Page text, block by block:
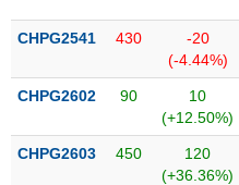
thị
Niêm
Niêm
CHPG2541 430
-20
(-4.44%)
CHPG2602 90
10
(+12.50%)
CHPG2603 450
120
(+36.36%)
CỔ